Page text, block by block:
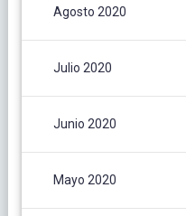
Agosto 2020
Julio 2020
Junio 2020
Mayo 2020